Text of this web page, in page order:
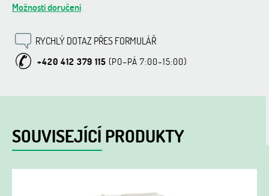
Možnosti doručení
RYCHLÝ DOTAZ PŘES FORMULÁŘ
+420 412 379 115
SOUVISEJÍCÍ PRODUKTY